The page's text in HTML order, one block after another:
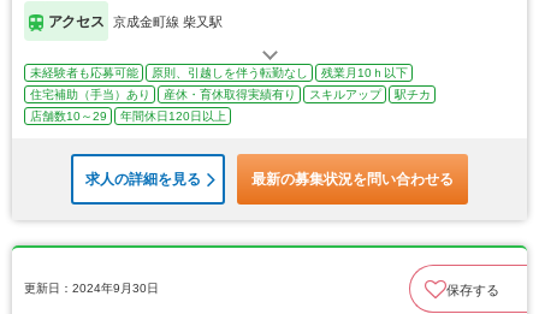
アクセス 京成金町線 柴又駅
未経験者も応募可能 原則、引越しを伴う転勤なし
残業月10ｈ以下
住宅補助（手当）あり
産休・育休取得実績有り スキルアップ
駅チカ
店舗数10～29
年間休日120日以上
求人の詳細を見る 最新の募集状況を問い合わせる
更新日：2024年9月30日 保存する